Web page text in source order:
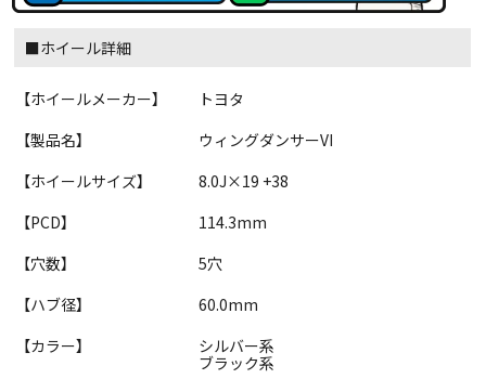
■ホイール詳細
【ホイールメーカー】
トヨタ
【製品名】
ウィングダンサーVI
【ホイールサイズ】
8.0J×19 +38
【PCD】
114.3mm
【穴数】
5穴
【ハブ径】
60.0mm
【カラー】
シルバー系
ブラック系